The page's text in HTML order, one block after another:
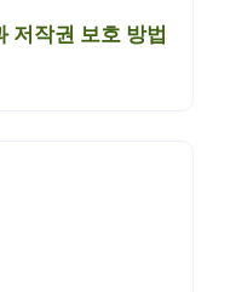
저작권 보호 방법